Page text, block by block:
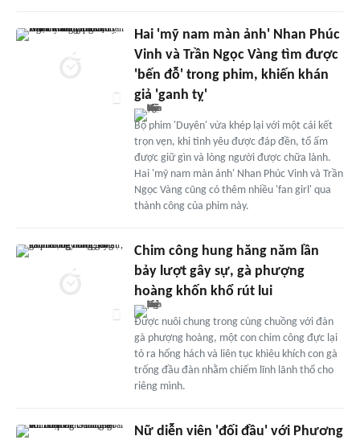
Hai 'mỹ nam màn ảnh' Nhan Phúc
Vinh và Trần Ngọc Vàng tìm được
'bến đỗ' trong phim, khiến khán
giả 'ganh tỵ'
Bộ phim 'Duyên' vừa khép lại với một cái kết
trọn vẹn, khi tình yêu được đáp đền, tổ ấm
được giữ gìn và lòng người được chữa lành.
Hai 'mỹ nam màn ảnh' Nhan Phúc Vinh và Trần
Ngọc Vàng cũng có thêm nhiều 'fan girl' qua
thành công của phim này.
Chim công hung hăng năm lần
bảy lượt gây sự, gà phượng
hoàng khốn khổ rút lui
Được nuôi chung trong cùng chuồng với đàn
gà phượng hoàng, một con chim công đực lại
tỏ ra hống hách và liên tục khiêu khích con gà
trống đầu đàn nhằm chiếm lĩnh lãnh thổ cho
riêng mình.
Nữ diễn viên 'đối đầu' với Phương